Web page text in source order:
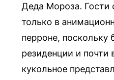
Деда Мороза. Гости
только в
перроне,
резиденции и почти
кукольное